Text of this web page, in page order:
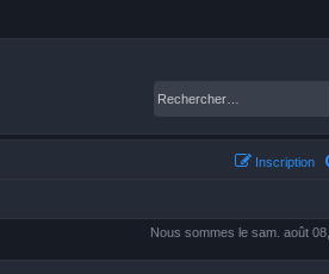
Inscription
Nous sommes le sam. août